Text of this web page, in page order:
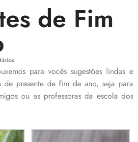
de Fim
para vocês sugestões lindas e
de presente de fim de ano, seja para
ou as professoras da escola dos